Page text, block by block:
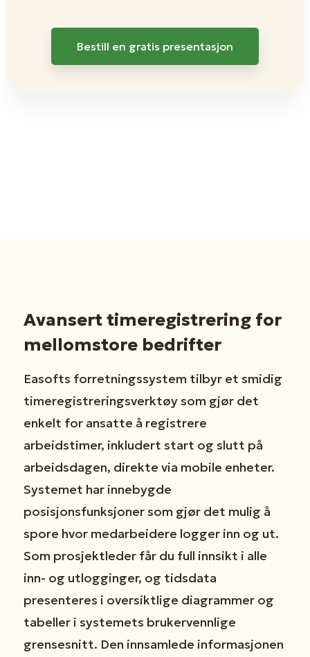
Bestill en gratis presentasjon
Avansert timeregistrering for
mellomstore bedrifter
Easofts forretningssystem tilbyr et smidig
timeregistreringsverktøy som gjør det
enkelt for ansatte å registrere
arbeidstimer, inkludert start og slutt på
arbeidsdagen, direkte via mobile enheter.
Systemet har innebygde
posisjonsfunksjoner som gjør det mulig å
spore hvor medarbeidere logger inn og ut.
Som prosjektleder får du full innsikt i alle
inn- og utlogginger, og tidsdata
presenteres i oversiktlige diagrammer og
tabeller i systemets brukervennlige
grensesnitt. Den innsamlede informasjonen